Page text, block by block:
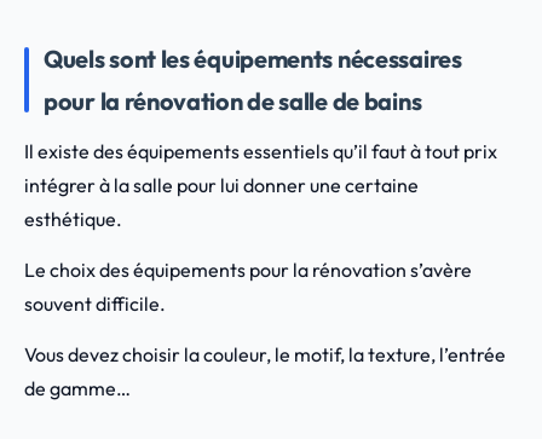
Quels sont les équipements nécessaires
pour la rénovation de salle de bains
Il existe des équipements essentiels qu’il faut à tout prix
intégrer à la salle pour lui donner une certaine
esthétique.
Le choix des équipements pour la rénovation s’avère
souvent difficile.
Vous devez choisir la couleur, le motif, la texture, l’entrée
de gamme…